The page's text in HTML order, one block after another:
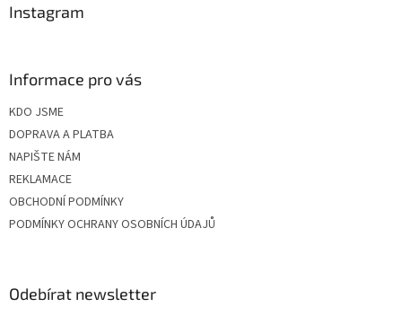
Instagram
Informace pro vás
KDO JSME
DOPRAVA A PLATBA
NAPIŠTE NÁM
REKLAMACE
OBCHODNÍ PODMÍNKY
PODMÍNKY OCHRANY OSOBNÍCH ÚDAJŮ
Odebírat newsletter